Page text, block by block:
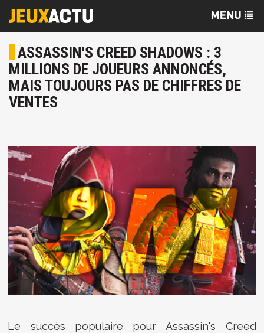
ASSASSIN'S CREED SHADOWS : 3
MILLIONS DE JOUEURS ANNONCÉS,
MAIS TOUJOURS PAS DE CHIFFRES DE
VENTES
Le succès populaire pourAssassin's Creed